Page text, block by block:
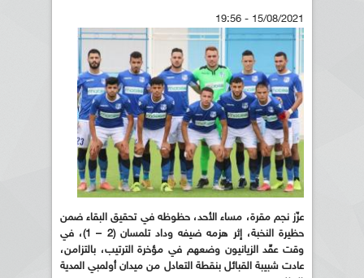
15/08/2021 - 19:56
عزّز نجم مقرة، مساء الأحد، حظوظه في تحقيق البقاء ضمن
حظيرة النخبة، إثر هزمه ضيفه وداد تلمسان (2 – 1)، في
وقت عقّد الزيانيون وضعهم في مؤخرة الترتيب، بالتزامن،
عادت شبيبة القبائل بنقطة التعادل من ميدان أولمبي المدية